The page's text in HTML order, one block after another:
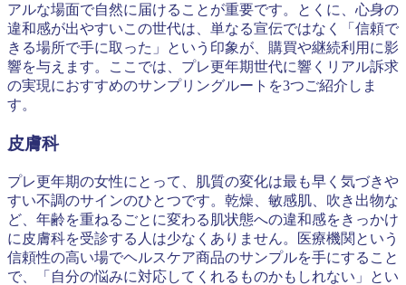
アルな場面で自然に届けることが重要です。とくに、心身の
違和感が出やすいこの世代は、単なる宣伝ではなく「信頼で
きる場所で手に取った」という印象が、購買や継続利用に影
響を与えます。ここでは、プレ更年期世代に響くリアル訴求
の実現におすすめのサンプリングルートを3つご紹介しま
す。
皮膚科
プレ更年期の女性にとって、肌質の変化は最も早く気づきや
すい不調のサインのひとつです。乾燥、敏感肌、吹き出物な
ど、年齢を重ねるごとに変わる肌状態への違和感をきっかけ
に皮膚科を受診する人は少なくありません。医療機関という
信頼性の高い場でヘルスケア商品のサンプルを手にすること
で、「自分の悩みに対応してくれるものかもしれない」とい